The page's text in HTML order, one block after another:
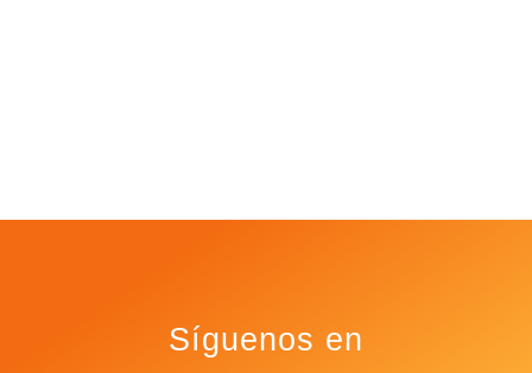
Síguenos en